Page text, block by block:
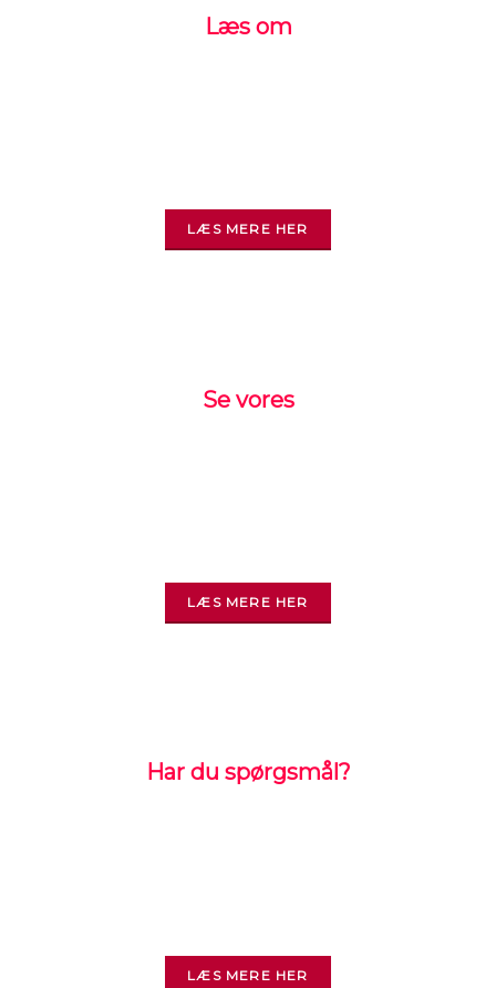
Læs om
LÆS MERE HER
Se vores
​LÆS MERE HER
Har du spørgsmål?
​LÆS MERE HER